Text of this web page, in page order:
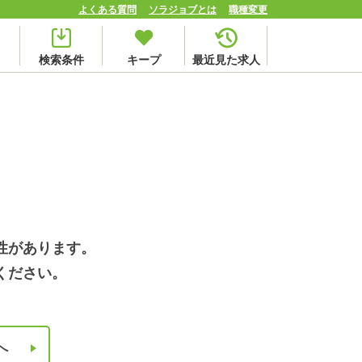
よくある質問 ソラジョブとは 職種変更
検索条件 キープ 最近見た求人
あります。
さい。